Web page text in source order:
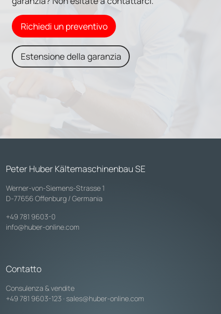
Richiedi un preventivo
Estensione della garanzia
Peter Huber Kältemaschinenbau SE
Werner-von-Siemens-Strasse 1
D-77656 Offenburg / Germania
+49 781 9603-0
info@huber-online.com
Contatto
Consulenza & vendite
+49 781 9603-123 · sales@huber-online.com